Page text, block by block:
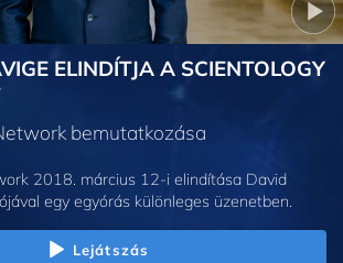
ELINDÍTJA A SCIENTOLOGY
bemutatkozása
2018. március 12-i elindítása David
egy egyórás különleges üzenetben.
Lejátszás